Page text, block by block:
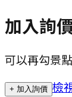
加入詢
可以再勾景
+ 加入詢價 檢